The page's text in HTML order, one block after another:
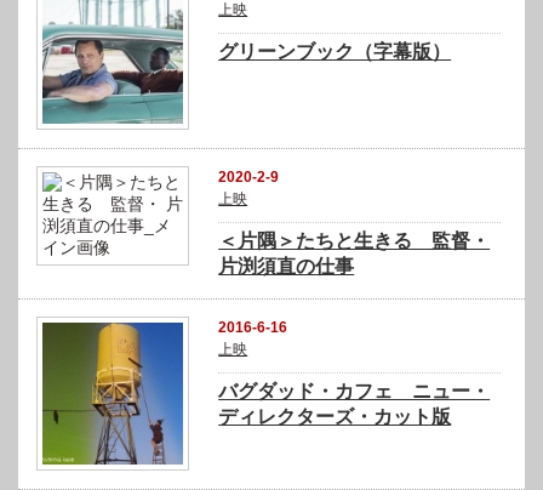
上映
グリーンブック（字幕版）
2020-2-9
上映
＜片隅＞たちと生きる 監督・
片渕須直の仕事
2016-6-16
上映
バグダッド・カフェ ニュー・
ディレクターズ・カット版